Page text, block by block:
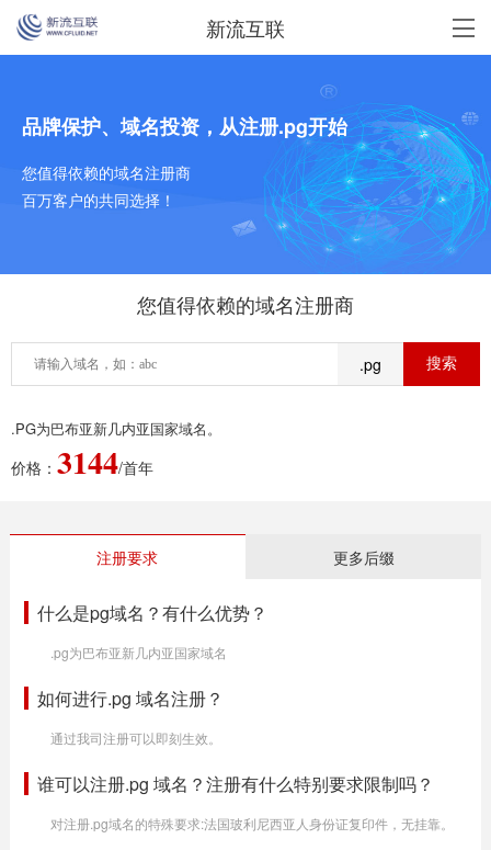
新流互联
品牌保护、域名投资，从注册.pg开始
您值得依赖的域名注册商
百万客户的共同选择！
您值得依赖的域名注册商
.pg
.PG为巴布亚新几内亚国家域名。
价格： 3144/首年
注册要求 更多后缀
什么是pg域名？有什么优势？
.pg为巴布亚新几内亚国家域名
如何进行.pg 域名注册？
通过我司注册可以即刻生效。
谁可以注册.pg 域名？注册有什么特别要求限制吗？
对注册.pg域名的特殊要求:法国玻利尼西亚人身份证复印件，无挂靠。